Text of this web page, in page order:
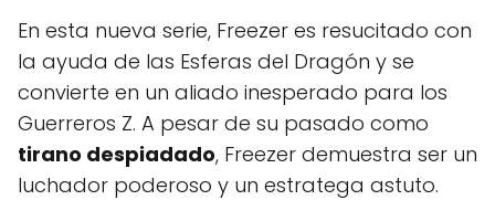
En esta nueva serie, Freezer es resucitado con
la ayuda de las Esferas del Dragón y se
convierte en un aliado inesperado para los
Guerreros Z. A pesar de su pasado como
tirano despiadado, Freezer demuestra ser un
luchador poderoso y un estratega astuto.